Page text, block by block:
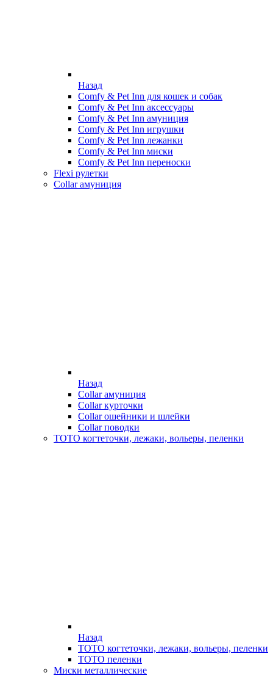
Назад
Comfy & Pet Inn для кошек и собак
Comfy & Pet Inn аксессуары
Comfy & Pet Inn амуниция
Comfy & Pet Inn игрушки
Comfy & Pet Inn лежанки
Comfy & Pet Inn миски
Comfy & Pet Inn переноски
Flexi рулетки
Collar амуниция
Назад
Collar амуниция
Collar курточки
Collar ошейники и шлейки
Collar поводки
ТОТО когтеточки, лежаки, вольеры, пеленки
Назад
ТОТО когтеточки, лежаки, вольеры, пеленки
ТОТО пеленки
Миски металлические